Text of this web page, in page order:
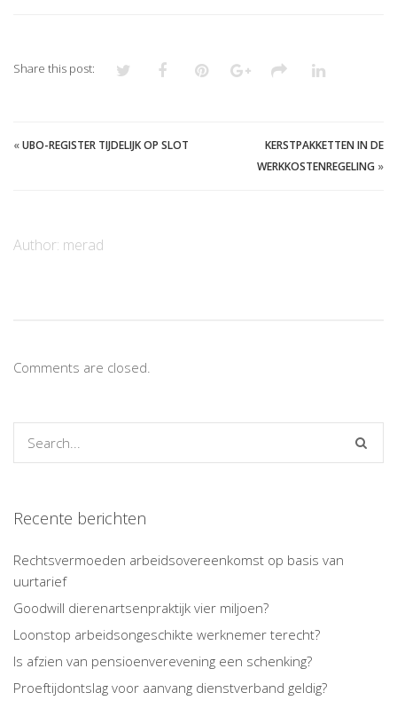
Share this post:
«UBO-REGISTER TIJDELIJK OP SLOT
KERSTPAKKETTEN IN DE
WERKKOSTENREGELING »
Author: merad
Comments are closed.
Recente berichten
Rechtsvermoeden arbeidsovereenkomst op basis van
uurtarief
Goodwill dierenartsenpraktijk vier miljoen?
Loonstop arbeidsongeschikte werknemer terecht?
Is afzien van pensioenverevening een schenking?
Proeftijdontslag voor aanvang dienstverband geldig?